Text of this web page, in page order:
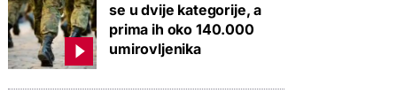
se u dvije kategorije, a
prima ih oko 140.000
umirovljenika